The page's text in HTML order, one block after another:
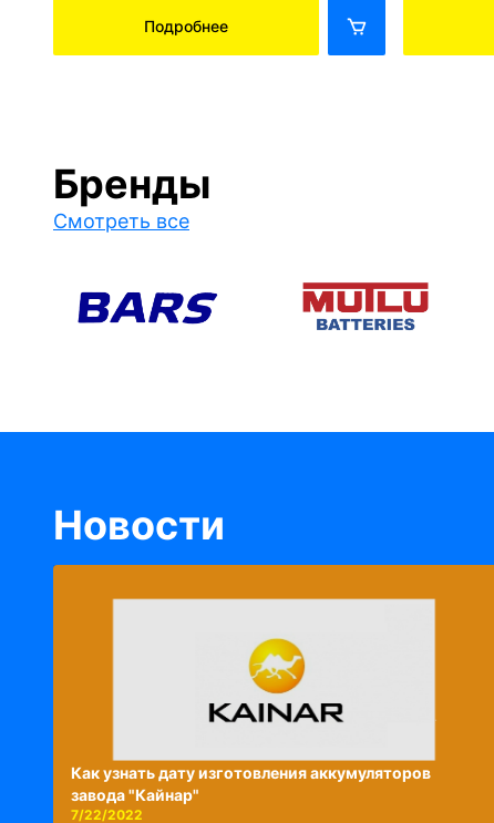
Подробнее
Бренды
Смотреть все
Новости
Как узнать дату изготовления аккумуляторов
завода "Кайнар"
7/22/2022